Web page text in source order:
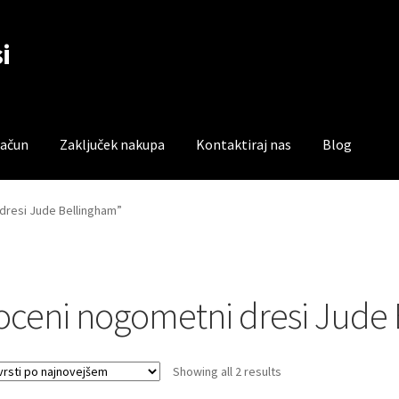
Zaključek nakupa Kontaktiraj nas Blog
Trgovina Zaključek nakupa
Jude Bellingham”
nogometni dresi
Showing all 2 resultsSorted